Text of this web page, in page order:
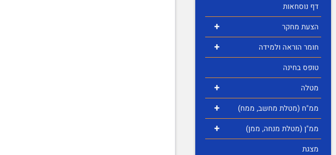
דף נוסחאות
+ הצעת מחקר
+
חומר הוראה ולמידה
טופס בחינה
+ מטלה
+ ממ"ח (מטלת מחשב, ממח)
+
ממ"ן (מטלת מנחה, ממן)
מצגת